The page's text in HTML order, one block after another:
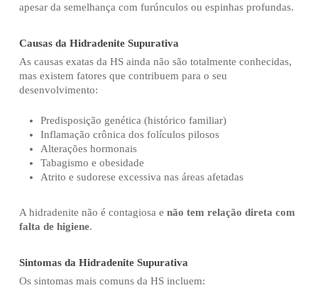
apesar da semelhança com furúnculos ou espinhas profundas.
Causas da Hidradenite Supurativa
As causas exatas da HS ainda não são totalmente conhecidas,
mas existem fatores que contribuem para o seu
desenvolvimento:
Predisposição genética (histórico familiar)
Inflamação crônica dos folículos pilosos
Alterações hormonais
Tabagismo e obesidade
Atrito e sudorese excessiva nas áreas afetadas
A hidradenite não é contagiosa e não tem relação direta com
falta de higiene.
Sintomas da Hidradenite Supurativa
Os sintomas mais comuns da HS incluem: